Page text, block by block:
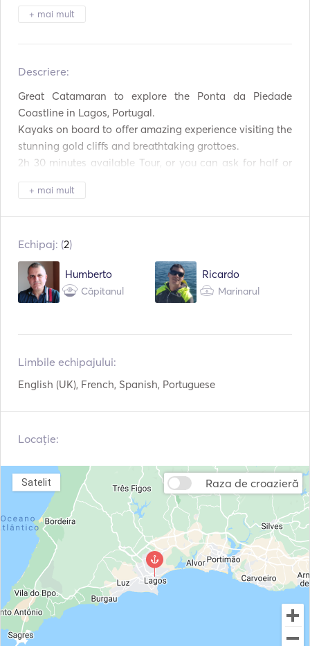
WiFi
Apărători
Veste de salvare
Trolii electrice Motor exterior
+ mai mult
Descriere:
Great Catamaran to explore the Ponta da Piedade
Coastline in Lagos, Portugal.
Kayaks on board to offer amazing experience visiting the
stunning gold cliffs and breathtaking grottoes.
2h 30 minutes available Tour, or you can ask for half or
+ mai mult
Echipaj: (2)
Humberto
Căpitanul
Ricardo
Marinarul
Limbile echipajului:
English (UK), French, Spanish, Portuguese
Locație:
Raza de croazieră
Satelit